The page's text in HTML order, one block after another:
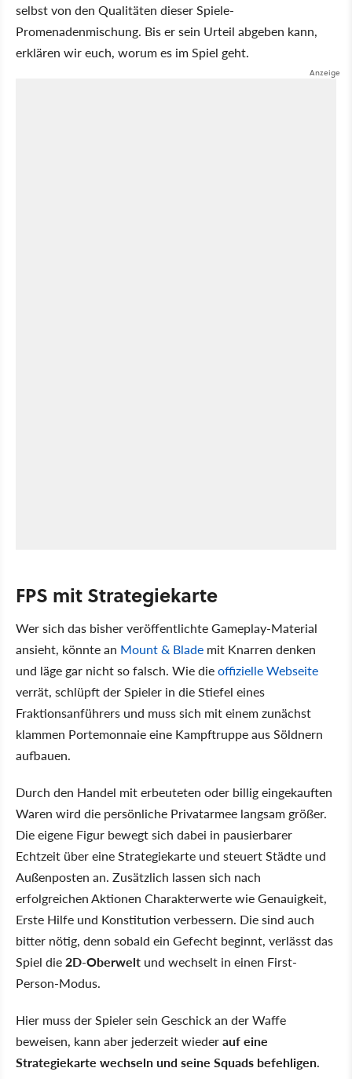
selbst von den Qualitäten dieser Spiele-
Promenadenmischung. Bis er sein Urteil abgeben kann,
erklären wir euch, worum es im Spiel geht.
FPS mit Strategiekarte
Wer sich das bisher veröffentlichte Gameplay-Material
ansieht, könnte an Mount & Blade mit Knarren denken
und läge gar nicht so falsch. Wie dieoffizielle Webseite
verrät, schlüpft der Spieler in die Stiefel eines
Fraktionsanführers und muss sich mit einem zunächst
klammen Portemonnaie eine Kampftruppe aus Söldnern
aufbauen.
Durch den Handel mit erbeuteten oder billig eingekauften
Waren wird die persönliche Privatarmee langsam größer.
Die eigene Figur bewegt sich dabei in pausierbarer
Echtzeit über eine Strategiekarte und steuert Städte und
Außenposten an. Zusätzlich lassen sich nach
erfolgreichen Aktionen Charakterwerte wie Genauigkeit,
Erste Hilfe und Konstitution verbessern. Die sind auch
bitter nötig, denn sobald ein Gefecht beginnt, verlässt das
Spiel die2D-Oberwelt und wechselt in einen First-
Person-Modus.
Hier muss der Spieler sein Geschick an der Waffe
beweisen, kann aber jederzeit wiederauf eine
Strategiekarte wechseln und seine Squads befehligen.